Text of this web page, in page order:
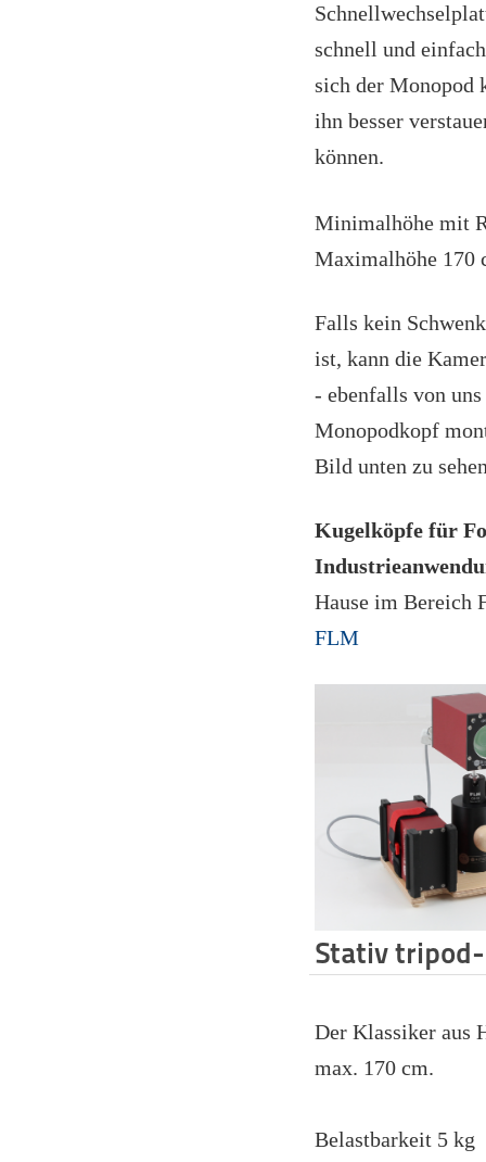
schnell und
sich der Monopod
ihn besser
können.
Minimalhöhe mit
Maximalhöhe 170
Falls kein
ist, kann die
- ebenfalls von
Monopodkopf
Bild unten zu
Kugelköpfe für
Hause im
FLM
Stativ
Der Klassiker aus
max. 170 cm.
Belastbarkeit 5 kg